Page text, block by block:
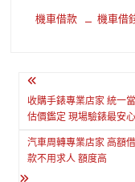
機車借款 機車借
文
章
導
覽
收購手錶專業店家 統一
估價鑑定 現場驗錶最安心
汽車周轉專業店家 高額
款不用求人 額度高